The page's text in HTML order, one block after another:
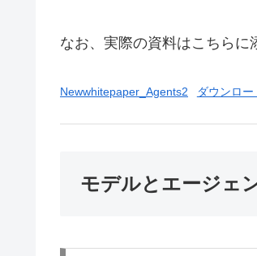
なお、実際の資料はこちらに
Newwhitepaper_Agents2 ダウンロー
モデルとエージェ